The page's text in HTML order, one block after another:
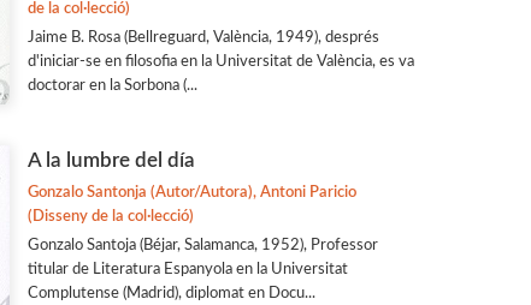
de la col·lecció)
Jaime B. Rosa (Bellreguard, València, 1949), després
d'iniciar-se en filosofia en la Universitat de València, es va
doctorar en la Sorbona (...
A la lumbre del día
Gonzalo Santonja (Autor/Autora), Antoni Paricio
(Disseny de la col·lecció)
Gonzalo Santoja (Béjar, Salamanca, 1952), Professor
titular de Literatura Espanyola en la Universitat
Complutense (Madrid), diplomat en Docu...